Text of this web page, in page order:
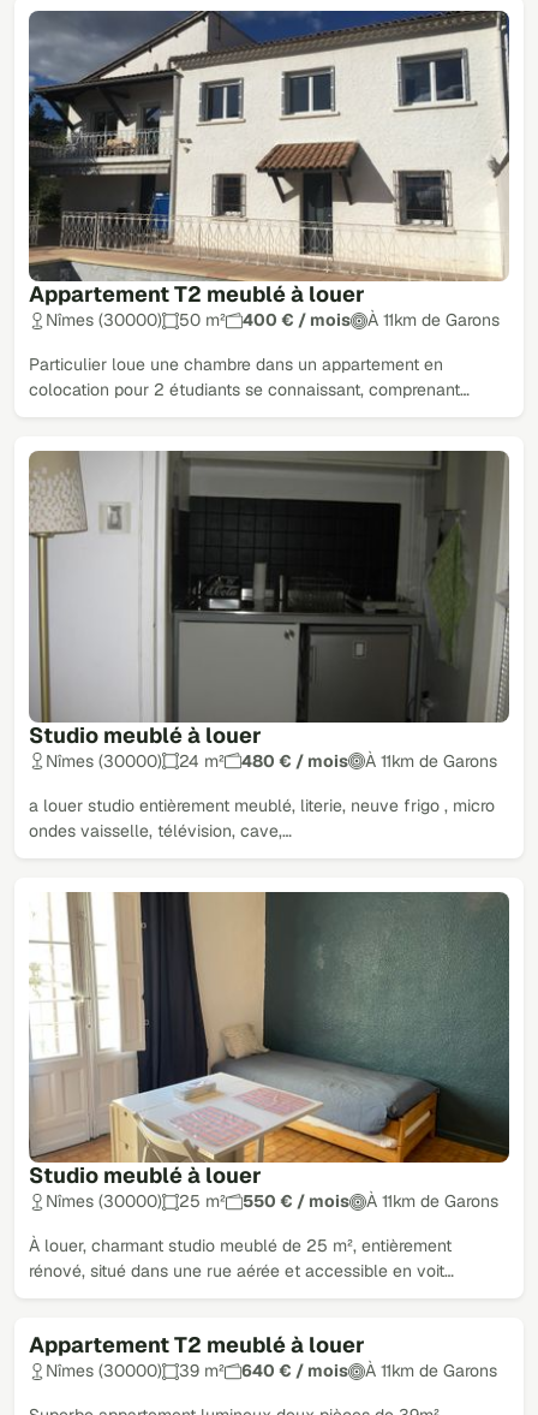
Appartement T2 meublé à louer
Nîmes (30000) 50 m² 400 € / mois À 11km de Garons
Particulier loue une chambre dans un appartement en
colocation pour 2 étudiants se connaissant, comprenant…
Studio meublé à louer
Nîmes (30000) 24 m² 480 € / mois À 11km de Garons
a louer studio entièrement meublé, literie, neuve frigo , micro
ondes vaisselle, télévision, cave,…
Studio meublé à louer
Nîmes (30000) 25 m² 550 € / mois À 11km de Garons
À louer, charmant studio meublé de 25 m², entièrement
rénové, situé dans une rue aérée et accessible en voit…
Appartement T2 meublé à louer
Nîmes (30000) 39 m² 640 € / mois À 11km de Garons